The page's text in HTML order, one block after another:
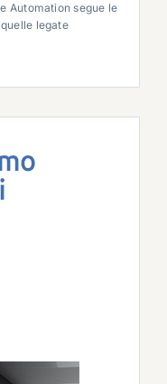
Automation segue le
legate